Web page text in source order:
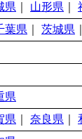
県 山形県
葉県 茨城県
県
県 奈良県